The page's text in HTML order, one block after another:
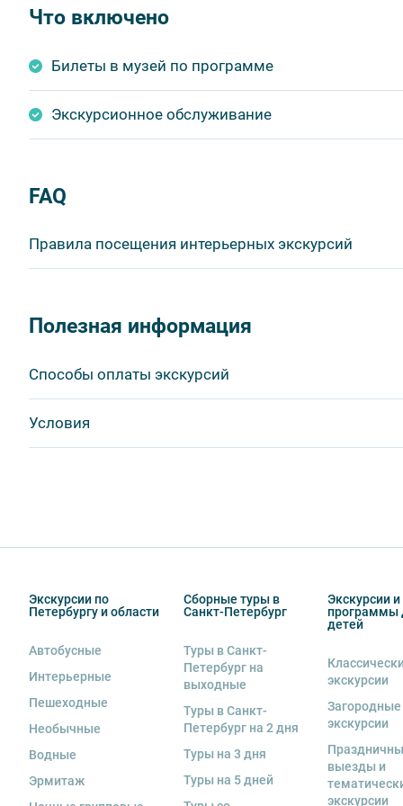
Что включено
Билеты в музей по программе
Экскурсионное обслуживание
FAQ
Правила посещения интерьерных экскурсий
соблюдение которых сделает ваш отдых приятным,
бутилированной воды, категорически запрещается
другим пассажирам и, по возможности,
во время экскурсии.
сопровождающий. Пожалуйста, заранее объясните
7. Пожалуйста, не опаздывайте к моменту начала
8. Турфирма имеет право изменить программу
в связи с неблагоприятными погодными
низкими или высокими температурами и прочими
если экскурсионная программа отменяется по
отмены экскурсии все денежные средства
Полезная информация
Способы оплаты экскурсий
Условия
Экскурсии по
Петербургу и области
Автобусные
Интерьерные
Пешеходные
Необычные
Водные
Эрмитаж
Сборные туры в
Санкт-Петербург
Туры в Санкт-
Петербург на
выходные
Туры в Санкт-
Петербург на 2 дня
Туры на 3 дня
Туры на 5 дней
Экскурсии и
программы
детей
экскурсии
Загородные
экскурсии
выезды и
экскурсии